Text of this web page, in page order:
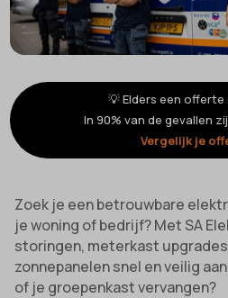
💡 Elders een
In 90% van de gevallen
Vergelijk je
Zoek je een betrouwbare
je woning of bedrijf? Met SA
storingen, meterkast
zonnepanelen snel en veilig
of je groepenkast vervangen?